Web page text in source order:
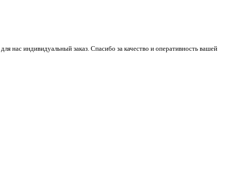
нас индивидуальный заказ. Спасибо за качество и оперативность вашей